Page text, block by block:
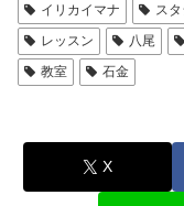
イリカイマナ
ス
レッスン
八尾
教室
石金
X